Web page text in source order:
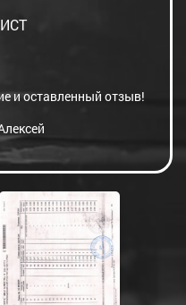
и оставленный отзыв!